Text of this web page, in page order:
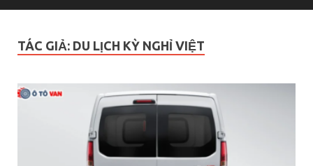
TÁC GIẢ: DU LỊCH KỲ NGHỈ VIỆT